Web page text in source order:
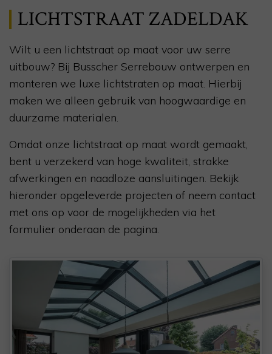
LICHTSTRAAT ZADELDAK
Wilt u een lichtstraat op maat voor uw serre
uitbouw? Bij Busscher Serrebouw ontwerpen en
monteren we luxe lichtstraten op maat. Hierbij
maken we alleen gebruik van hoogwaardige en
duurzame materialen.
Omdat onze lichtstraat op maat wordt gemaakt,
bent u verzekerd van hoge kwaliteit, strakke
afwerkingen en naadloze aansluitingen. Bekijk
hieronder opgeleverde projecten of neem contact
met ons op voor de mogelijkheden via het
formulier onderaan de pagina.